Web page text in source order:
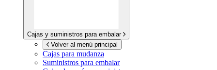
Cajas y suministros para embalar
Volver al menú principal
Cajas para mudanza
Suministros para embalar